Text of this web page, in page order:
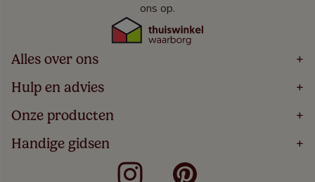
ons op.
Alles over ons +
Home
Over
Bestellen
Winacties
Hulp en advies +
Volg Je Bestelling
Levering
5 Jaar Garantie
Algemene Voorwaarden
Onze producten +
Houten Jaloezieën
Rolgordijnen
Handige gidsen +
Meten Voor Raamdecoratie